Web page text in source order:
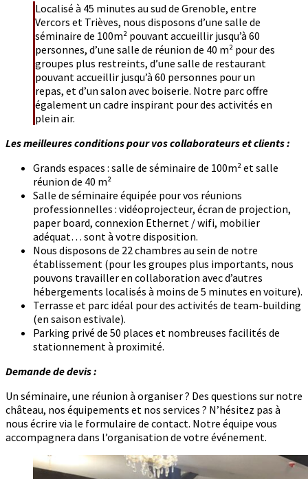
Localisé à 45 minutes au sud de Grenoble, entre
Vercors et Trièves, nous disposons d’une salle de
séminaire de 100m² pouvant accueillir jusqu’à 60
personnes, d’une salle de réunion de 40 m² pour des
groupes plus restreints, d’une salle de restaurant
pouvant accueillir jusqu’à 60 personnes pour un
repas, et d’un salon avec boiserie. Notre parc offre
également un cadre inspirant pour des activités en
plein air.
Les meilleures conditions pour vos collaborateurs et clients :
Grands espaces : salle de séminaire de 100m² et salle
réunion de 40 m²
Salle de séminaire équipée pour vos réunions
professionnelles : vidéoprojecteur, écran de projection,
paper board, connexion Ethernet / wifi, mobilier
adéquat… sont à votre disposition.
Nous disposons de 22 chambres au sein de notre
établissement (pour les groupes plus importants, nous
pouvons travailler en collaboration avec d’autres
hébergements localisés à moins de 5 minutes en voiture).
Terrasse et parc idéal pour des activités de team-building
(en saison estivale).
Parking privé de 50 places et nombreuses facilités de
stationnement à proximité.
Demande de devis :
Un séminaire, une réunion à organiser ? Des questions sur notre
château, nos équipements et nos services ? N’hésitez pas à
nous écrire via le formulaire de contact. Notre équipe vous
accompagnera dans l’organisation de votre événement.